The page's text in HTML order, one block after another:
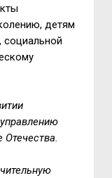
детям
Отечества.